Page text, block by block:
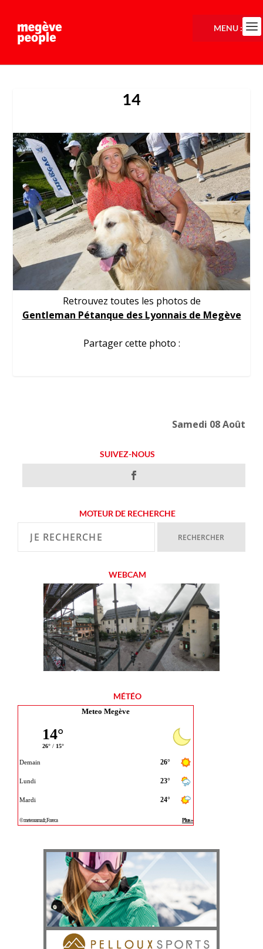
14
Retrouvez toutes les photos de
Gentleman Pétanque des Lyonnais de Megève
Partager cette photo :
Samedi 08 Août
SUIVEZ-NOUS
MOTEUR DE RECHERCHE
WEBCAM
MÉTÉO
Meteo Megève
MENU :